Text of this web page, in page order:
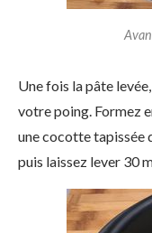
Une fois la pâte
votre poing. Formez
une cocotte tapissée
puis laissez lever 30